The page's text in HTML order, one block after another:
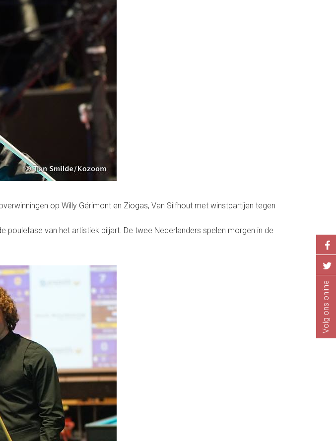
op Willy Gérimont en Ziogas, Van Silfhout met winstpartijen tegen
van het artistiek biljart. De twee Nederlanders spelen morgen in de
Volg ons online